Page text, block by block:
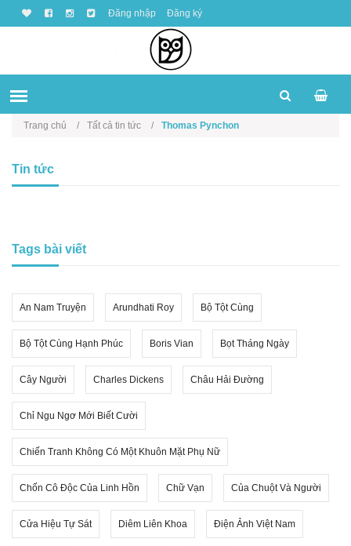
Đăng nhập Đăng ký
Trang chủ Tất cả tin tức Thomas Pynchon
Tin tức
Tags bài viết
An Nam Truyện Arundhati Roy Bộ Tột Cùng
Bộ Tột Cùng Hạnh Phúc Boris Vian Bọt Tháng Ngày
Cây Người Charles Dickens Châu Hải Đường
Chỉ Ngu Ngơ Mới Biết Cười
Chiến Tranh Không Có Một Khuôn Mặt Phụ Nữ
Chốn Cô Độc Của Linh Hồn Chữ Vạn Của Chuột Và Người
Cửa Hiệu Tự Sát Diêm Liên Khoa Điện Ảnh Việt Nam